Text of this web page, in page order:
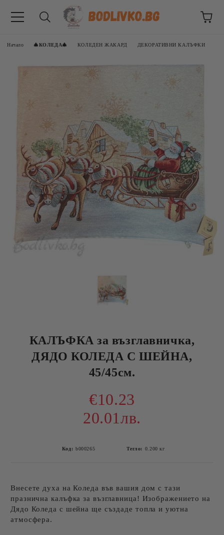
Начало 🎄КОЛЕДА🎄 КОЛЕДЕН ЖАКАРД ДЕКОРАТИВНИ КАЛЪФКИ
КАЛЪФКА за възглавничка,
ДЯДО КОЛЕДА С ШЕЙНА,
45/45см.
€10.23
20.01лв.
Код: b000265 Тегло: 0.200 кг
Внесете духа на Коледа във вашия дом с тази
празнична калъфка за възглавница! Изображението на
Дядо Коледа с шейна ще създаде топла и уютна
атмосфера.